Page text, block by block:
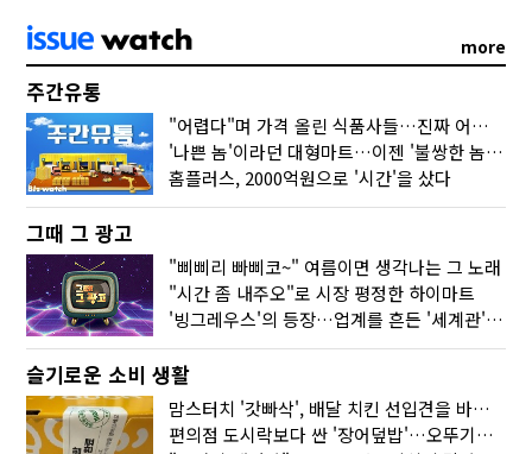
more
주간유통
"어렵다"며 가격 올린 식품사들…진짜 어려운 거 맞아?
'나쁜 놈'이라던 대형마트…이젠 '불쌍한 놈' 됐다
홈플러스, 2000억원으로 '시간'을 샀다
그때 그 광고
"삐삐리 빠삐코~" 여름이면 생각나는 그 노래
"시간 좀 내주오"로 시장 평정한 하이마트
'빙그레우스'의 등장…업계를 흔든 '세계관' 마케팅
슬기로운 소비 생활
맘스터치 '갓빠삭', 배달 치킨 선입견을 바꿨다
편의점 도시락보다 싼 '장어덮밥'…오뚜기가 해냈다